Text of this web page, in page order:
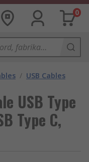
0
/ USB Cables
USB Type
Type C,